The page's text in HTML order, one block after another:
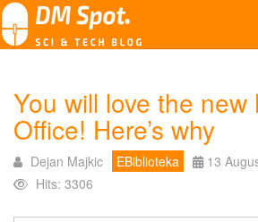
You will love the new
Office! Here’s why
Dejan Majkic EBiblioteka
13
Hits: 3306